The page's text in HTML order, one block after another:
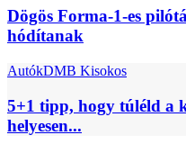
Dögös Forma-1-es
hódítanak
AutókDMB Kisokos
5+1 tipp, hogy túléld a
helyesen...